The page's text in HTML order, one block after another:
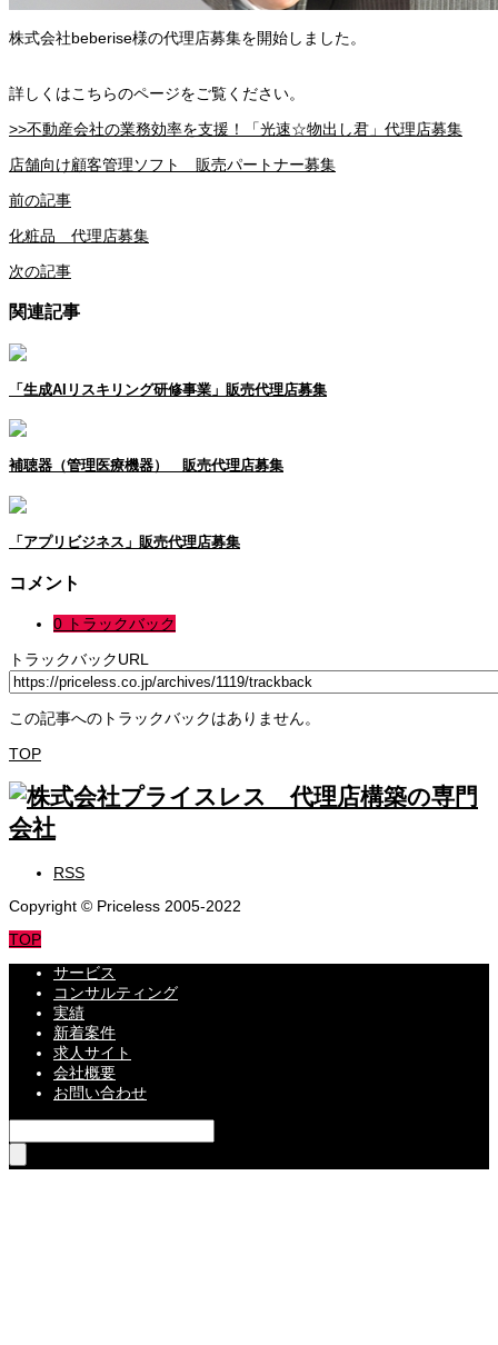
株式会社beberise様の代理店募集を開始しました。
詳しくはこちらのページをご覧ください。
>>不動産会社の業務効率を支援！「光速☆物出し君」代理店募集
店舗向け顧客管理ソフト 販売パートナー募集
前の記事
化粧品 代理店募集
次の記事
関連記事
「生成AIリスキリング研修事業」販売代理店募集
補聴器（管理医療機器） 販売代理店募集
「アプリビジネス」販売代理店募集
コメント
0 トラックバック
トラックバックURL
この記事へのトラックバックはありません。
TOP
RSS
Copyright © Priceless 2005-2022
TOP
サービス
コンサルティング
実績
新着案件
求人サイト
会社概要
お問い合わせ